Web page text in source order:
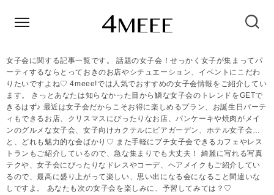
女子会に関する記事一覧です。 話題の女子会！せっかく女子が集まってパ
ーティするならとっておきのお店やシチュエーション、イベントにこだわ
りたいですよね♡ 4meee!では人気でおすすめの女子会情報をご紹介してい
ます。 きっとあなたは知らなかった目から鱗な女子会のトレンドをGETで
きるはず♪ 最近は女子会だからこそお得に楽しめるプラン、お誕生日パーテ
ィもできるお店、クリスマスにぴったりなお店、パンケーキや焼肉がメイ
ンのグルメな女子会、女子向けカクテルにビアガーデン、ホテル女子会…
と、どれも魅力的な会ばかり♡ また手軽にプチ女子会できるカフェやレス
トランもご紹介しているので、急な集まりでも大丈夫！ 綺麗に写れる写真
テクや、女子会にぴったりなドレスやコーデ、ヘアメイクもご紹介してい
るので、最高に盛り上がって楽しい、思い出になる会になること間違いな
しですよ。 あなたも次の女子会を楽しみに、予習してみては？♡